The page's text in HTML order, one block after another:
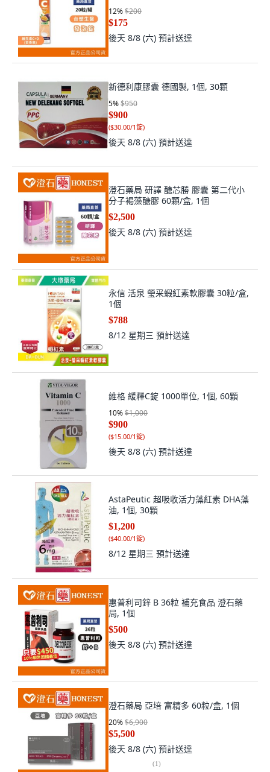
12%$200
$175
後天 8/8 (六) 預計送達
新德利康膠囊 德國製, 1個, 30顆
5%$950
$900
($30.00/1錠)
後天 8/8 (六) 預計送達
澄石藥局 研譯 醣芯勝 膠囊 第二代小
分子褐藻醣膠 60顆/盒, 1個
$2,500
後天 8/8 (六) 預計送達
永信 活泉 瑩采蝦紅素軟膠囊 30粒/盒,
1個
$788
8/12 星期三 預計送達
維格 緩釋C錠 1000單位, 1個, 60顆
10%$1,000
$900
($15.00/1錠)
後天 8/8 (六) 預計送達
AstaPeutic 超吸收活力藻紅素 DHA藻
油, 1個, 30顆
$1,200
($40.00/1錠)
8/12 星期三 預計送達
惠普利司鋅 B 36粒 補充食品 澄石藥
局, 1個
$500
後天 8/8 (六) 預計送達
澄石藥局 亞培 富精多 60粒/盒, 1個
20%$6,900
$5,500
後天 8/8 (六) 預計送達
(1)